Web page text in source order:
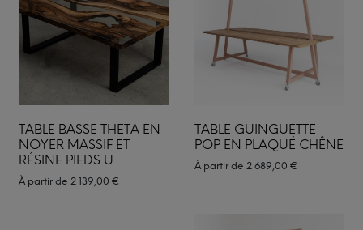
TABLE BASSE THETA EN
NOYER MASSIF ET
RÉSINE PIEDS U
À partir de 2 139,00 €
TABLE GUINGUETTE
POP EN PLAQUÉ CHÊNE
À partir de 2 689,00 €